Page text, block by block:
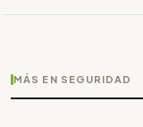
MÁS EN SEGURIDAD